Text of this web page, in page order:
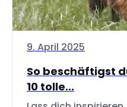
9. April 2025
So beschäftigst
10 tolle...